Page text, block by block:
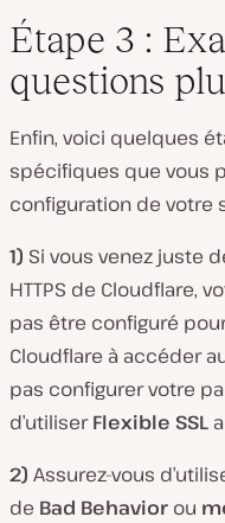
Étape 3 :
questions
Enfin, voici quelques
spécifiques que vous
configuration de votre
1) Si vous venez juste
HTTPS de Cloudflare,
pas être configuré
Cloudflare à accéder
pas configurer votre
d’utiliserFlexible SSL
2) Assurez-vous
de Bad Behavior ou